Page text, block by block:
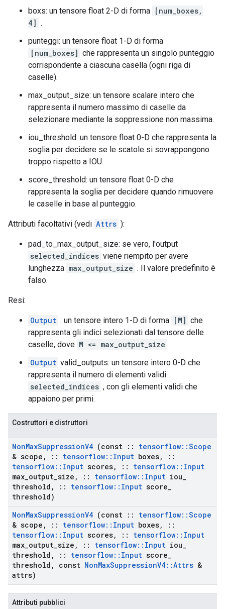
boxs: un tensore float 2-D di forma [num_boxes,
4] .
punteggi: un tensore float 1-D di forma
[num_boxes] che rappresenta un singolo punteggio
corrispondente a ciascuna casella (ogni riga di
caselle).
max_output_size: un tensore scalare intero che
rappresenta il numero massimo di caselle da
selezionare mediante la soppressione non massima.
iou_threshold: un tensore float 0-D che rappresenta la
soglia per decidere se le scatole si sovrappongono
troppo rispetto a IOU.
score_threshold: un tensore float 0-D che
rappresenta la soglia per decidere quando rimuovere
le caselle in base al punteggio.
Attributi facoltativi (vedi Attrs ):
pad_to_max_output_size: se vero, l'output
selected_indices viene riempito per avere
lunghezza max_output_size . Il valore predefinito è
falso.
Resi:
Output : un tensore intero 1-D di forma [M] che
rappresenta gli indici selezionati dal tensore delle
caselle, dove M <= max_output_size .
Output valid_outputs: un tensore intero 0-D che
rappresenta il numero di elementi validi
selected_indices , con gli elementi validi che
appaiono per primi.
Costruttori e distruttori
NonMaxSuppressionV4 (const :: tensorflow::Scope
& scope , :: tensorflow:: Input boxes,
::
tensorflow:: Input scores, :: tensorflow:: Input
max output size , :: tensorflow:: Input iou
threshold , :: tensorflow:: Input score
threshold)
NonMaxSuppressionV4 (const :: tensorflow::Scope
& scope , :: tensorflow:: Input boxes,
::
tensorflow:: Input scores, :: tensorflow:: Input
max output size , :: tensorflow:: Input iou
threshold , :: tensorflow:: Input score
threshold , const NonMaxSuppressionV4::Attrs &
attrs)
Attributi pubblici